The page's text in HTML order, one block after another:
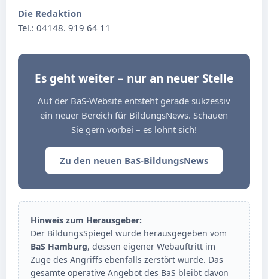
Die Redaktion
Tel.: 04148. 919 64 11
Es geht weiter – nur an neuer Stelle
Auf der BaS-Website entsteht gerade sukzessiv
ein neuer Bereich für BildungsNews. Schauen
Sie gern vorbei – es lohnt sich!
Zu den neuen BaS-BildungsNews
Hinweis zum Herausgeber:
Der BildungsSpiegel wurde herausgegeben vom
BaS Hamburg, dessen eigener Webauftritt im
Zuge des Angriffs ebenfalls zerstört wurde. Das
gesamte operative Angebot des BaS bleibt davon